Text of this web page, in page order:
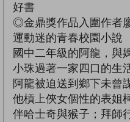
好書
◎金鼎獎作品入圍作者
運動迷的青春校園小說
國中二年級的阿龍，與
小珠過著一家四口的生
阿龍被迫送到鄉下未曾
他槓上俠女個性的表姐
伴哈士奇與猴子；拜師